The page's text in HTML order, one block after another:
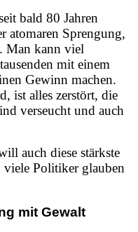
bald 80 Jahren
atomaren Sprengung,
Man kann viel
mit einem
Gewinn machen.
ist alles zerstört, die
verseucht und auch
auch diese stärkste
viele Politiker glauben
mit Gewalt